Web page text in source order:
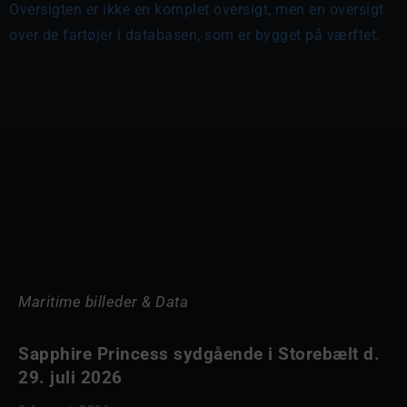
Oversigten er ikke en komplet oversigt, men en oversigt
over de fartøjer i databasen, som er bygget på værftet.
Maritime billeder & Data
Sapphire Princess sydgående i Storebælt d.
29. juli 2026